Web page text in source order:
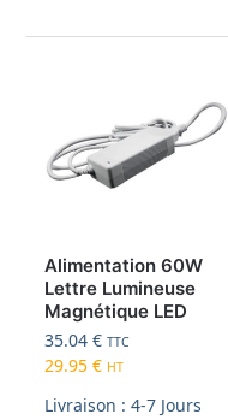
Alimentation 60W
Lettre Lumineuse
Magnétique LED
35.04 € TTC
29.95 € HT
Livraison : 4-7 Jours